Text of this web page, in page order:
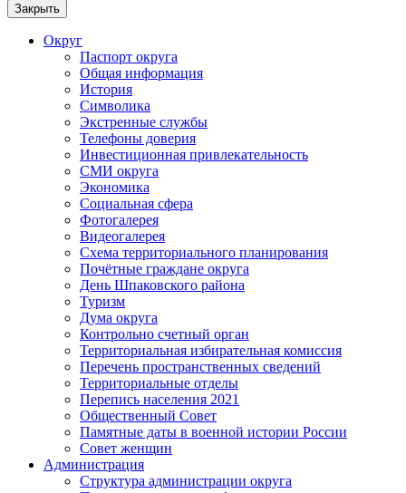
Закрыть
Округ
Паспорт округа
Общая информация
История
Символика
Экстренные службы
Телефоны доверия
Инвестиционная привлекательность
СМИ округа
Экономика
Социальная сфера
Фотогалерея
Видеогалерея
Схема территориального планирования
Почётные граждане округа
День Шпаковского района
Туризм
Дума округа
Контрольно счетный орган
Территориальная избирательная комиссия
Перечень пространственных сведений
Территориальные отделы
Перепись населения 2021
Общественный Совет
Памятные даты в военной истории России
Совет женщин
Администрация
Структура администрации округа